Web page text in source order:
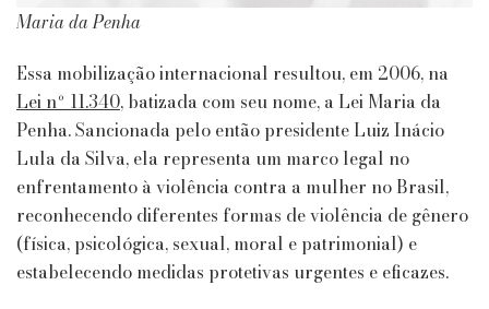
Maria da Penha
Essa mobilização internacional resultou, em 2006, na
Lei nº 11.340, batizada com seu nome, a Lei Maria da
Penha. Sancionada pelo então presidente Luiz Inácio
Lula da Silva, ela representa um marco legal no
enfrentamento à violência contra a mulher no Brasil,
reconhecendo diferentes formas de violência de gênero
(física, psicológica, sexual, moral e patrimonial) e
estabelecendo medidas protetivas urgentes e eficazes.